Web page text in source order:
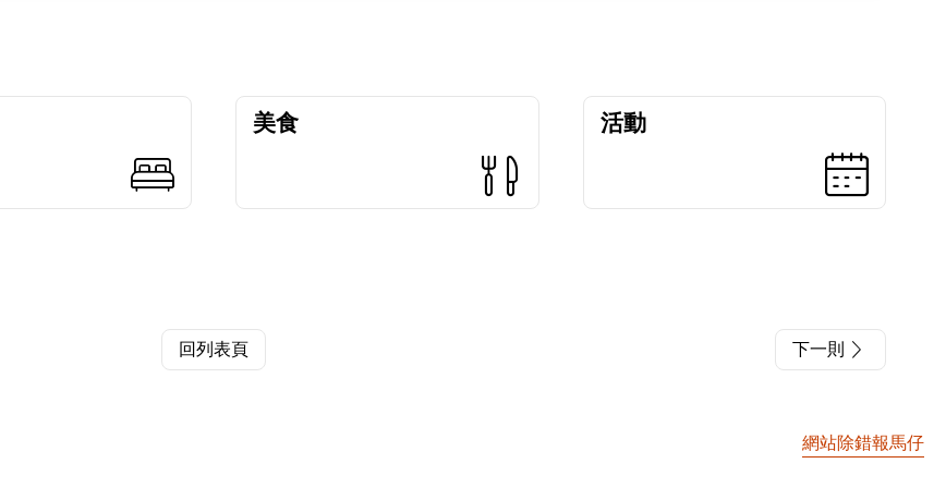
美食 活動
回列表頁 下一則
網站除錯報馬仔